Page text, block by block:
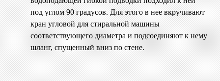
под углом 90 градусов. Для этого в нее вкручивают
кран угловой для стиральной машины
соответствующего диаметра и подсоединяют к нему
шланг, спущенный вниз по стене.